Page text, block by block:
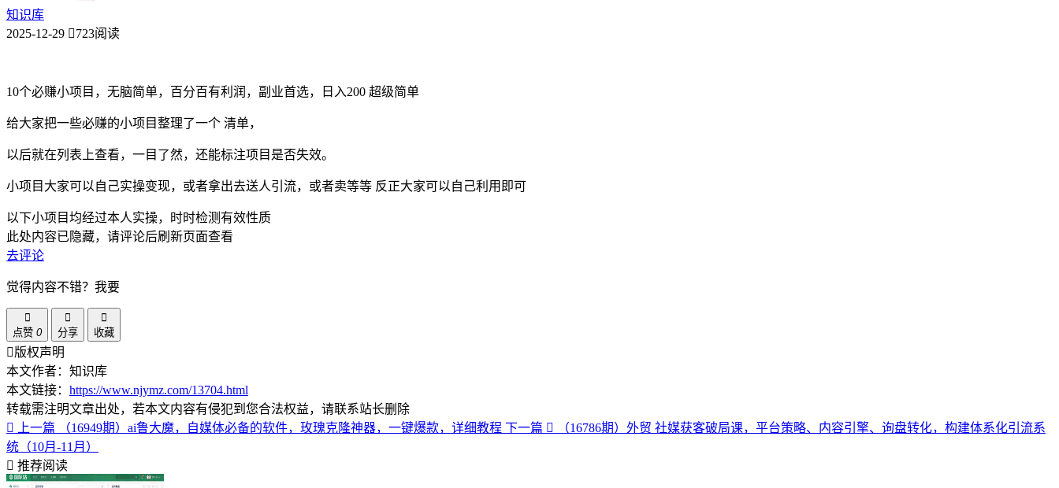
知识库
2025-12-29
723阅读
10个必赚小项目，无脑简单，百分百有利润，副业首选，日入200 超级简单
给大家把一些必赚的小项目整理了一个 清单，
以后就在列表上查看，一目了然，还能标注项目是否失效。
小项目大家可以自己实操变现，或者拿出去送人引流，或者卖等等 反正大家可以自己利用即可
以下小项目均经过本人实操，时时检测有效性质
此处内容已隐藏，请评论后刷新页面查看
去评论
觉得内容不错？我要
点赞 0 分享 收藏
版权声明
本文作者：知识库
本文链接： https://www.njymz.com/13704.html
转载需注明文章出处，若本文内容有侵犯到您合法权益，请联系站长删除
上一篇
（16949期）ai鲁大魔，自媒体必备的软件，玫瑰克隆神器，一键爆款，详细教程 下一篇
（16786期）外贸 社媒获客破局课，平台策略、内容引擎、询盘转化，构建体系化引流系
统（10月-11月）
推荐阅读